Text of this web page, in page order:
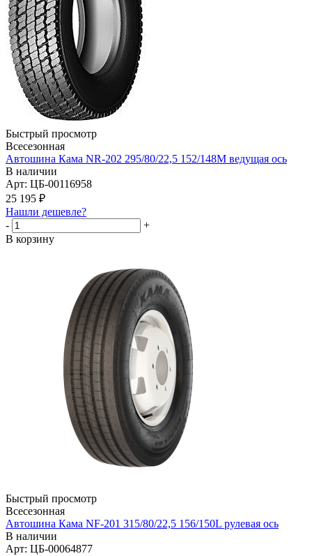
Быстрый просмотр
Всесезонная
Автошина Кама NR-202 295/80/22,5 152/148М ведущая ось
В наличии
Арт: ЦБ-00116958
25 195 ₽
Нашли дешевле?
-
+
В корзину
Быстрый просмотр
Всесезонная
Автошина Кама NF-201 315/80/22,5 156/150L рулевая ось
В наличии
Арт: ЦБ-00064877